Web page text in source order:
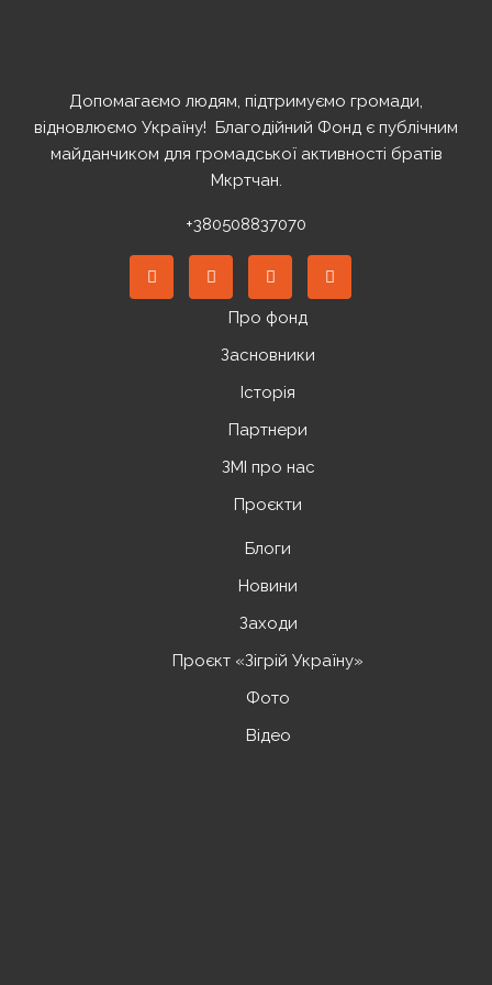
Допомагаємо людям, підтримуємо громади,
відновлюємо Україну! ️ Благодійний Фонд є публічним
майданчиком для громадської активності братів
Мкртчан.
+380508837070
Про фонд
Засновники
Історія
Партнери
ЗМІ про нас
Проєкти
Блоги
Новини
Заходи
Проєкт «Зігрій Україну»
Фото
Відео